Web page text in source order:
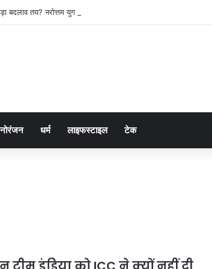
बदलाव तय? नरोत्तम युग के अंत के संकेत, जिलाध्यक्ष पद पर मंथन तेज
धर्म लाइफस्टाइल टेक